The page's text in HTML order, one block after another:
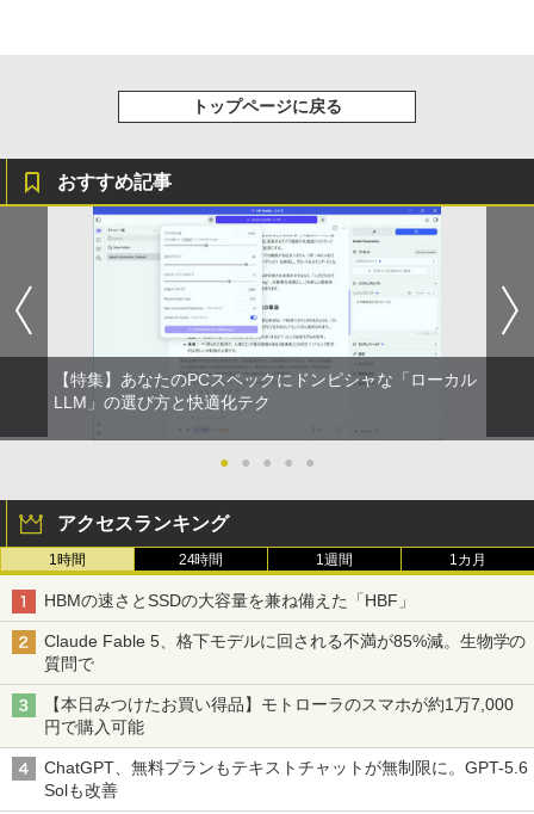
トップページに戻る
おすすめ記事
【特集】あなたのPCスペックにドンピシャな「ローカル
LLM」の選び方と快適化テク
● ● ● ● ●
アクセスランキング
1時間 24時間 1週間 1カ月
HBMの速さとSSDの大容量を兼ね備えた「HBF」
Claude Fable 5、格下モデルに回される不満が85%減。生物学の
質問で
【本日みつけたお買い得品】モトローラのスマホが約1万7,000
円で購入可能
ChatGPT、無料プランもテキストチャットが無制限に。GPT-5.6
Solも改善